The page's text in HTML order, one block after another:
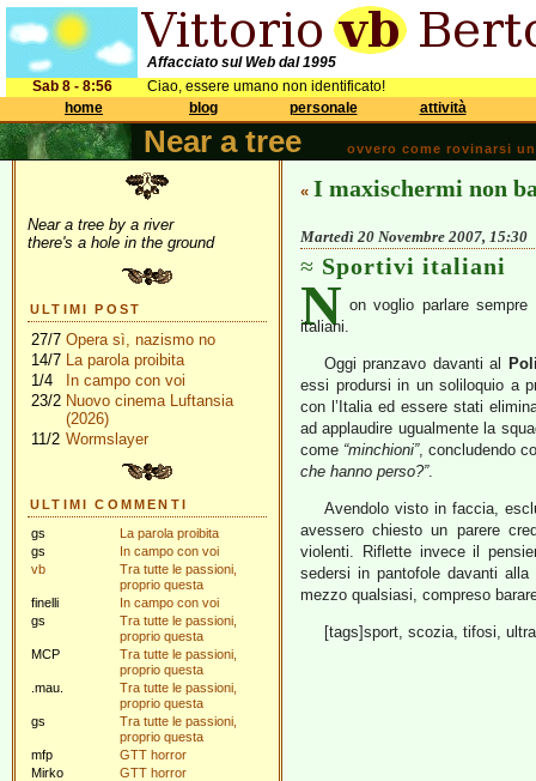
Affacciato sul Web dal 1995
Sab 8 - 8:56
Ciao, essere umano non identificato!
home
blog personale attività
Near a tree ovvero come rovinarsi
Near a tree by a river
there's a hole in the ground
ULTIMI POST
27/7 Opera sì, nazismo no
14/7 La parola proibita
1/4
In campo con voi
23/2 Nuovo cinema Luftansia
(2026)
11/2 Wormslayer
ULTIMI COMMENTI
gs
La parola proibita
gs
In campo con voi
vb
Tra tutte le passioni,
proprio questa
finelli
In campo con voi
gs
Tra tutte le passioni,
proprio questa
MCP
Tra tutte le passioni,
proprio questa
.mau.
Tra tutte le passioni,
proprio questa
gs
Tra tutte le passioni,
proprio questa
mfp
GTT horror
Mirko
GTT horror
« I maxischermi non
Martedì 20 Novembre 2007, 15:30
Sportivi italiani
N on voglio parlare
italiani.
Oggi pranzavo davanti al
essi prodursi in un soliloquio a
con l’Italia ed essere stati
ad applaudire ugualmente la
come “minchioni”, concludendo
che hanno perso?”.
Avendolo visto in faccia,
avessero chiesto un parere
violenti. Riflette invece il
sedersi in pantofole davanti
mezzo qualsiasi, compreso
[tags]sport, scozia, tifosi,